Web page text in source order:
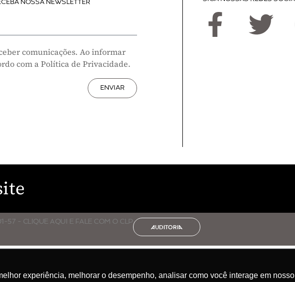
experiência, melhorar o desempenho, analisar como você interage em
NOSSA NEWSLETTER
comunicações. Ao informar
com a Política de Privacidade.
ENVIAR
- CLIQUE AQUI E FALE COM O CLP
AUDITORIA